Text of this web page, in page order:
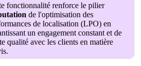
fonctionnalité renforce le pilier
de l'optimisation des
de localisation (LPO) en
un engagement constant et de
qualité avec les clients en matière